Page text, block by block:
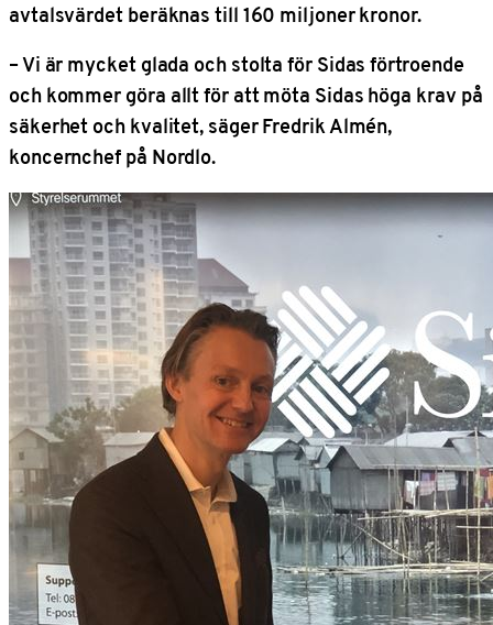
avtalsvärdet beräknas till 160 miljoner kronor.
–Vi är mycket glada och stolta för Sidas förtroende
och kommer göra allt för att möta Sidas höga krav på
säkerhet och kvalitet, säger Fredrik Almén,
koncernchef på Nordlo.